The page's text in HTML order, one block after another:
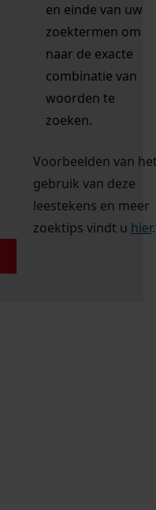
en einde van uw
zoektermen om
naar de exacte
combinatie van
woorden te
zoeken.
Voorbeelden van
gebruik van deze
leestekens en meer
zoektips vindt u hier.